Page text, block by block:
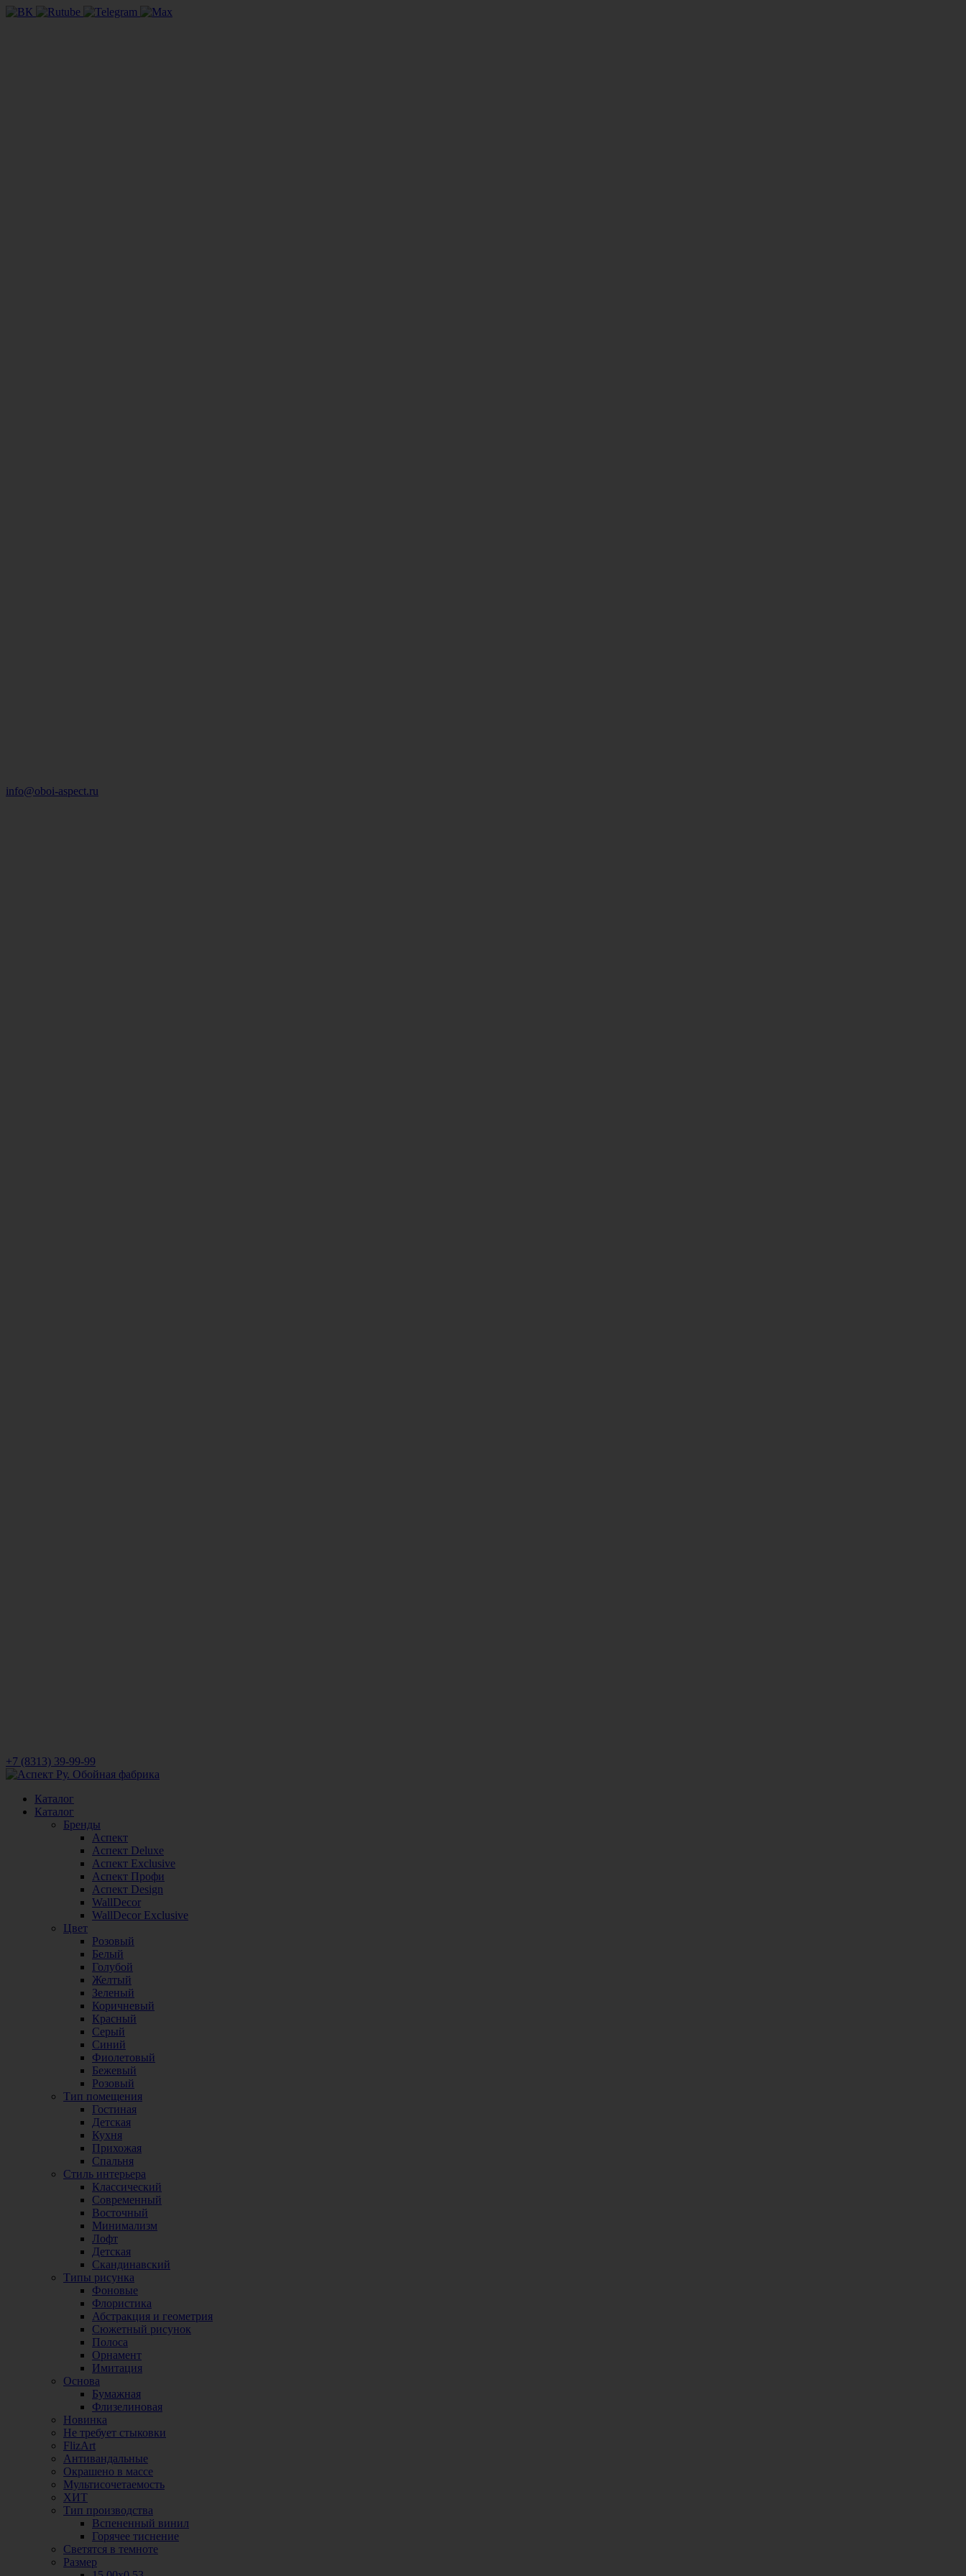
info@oboi-aspect.ru
+7 (8313) 39-99-99
Каталог
Каталог
Бренды
Аспект
Аспект Deluxe
Аспект Exclusive
Аспект Профи
Аспект Design
WallDecor
WallDecor Exclusive
Цвет
Розовый
Белый
Голубой
Желтый
Зеленый
Коричневый
Красный
Серый
Синий
Фиолетовый
Бежевый
Розовый
Тип помещения
Гостиная
Детская
Кухня
Прихожая
Спальня
Стиль интерьера
Классический
Современный
Восточный
Минимализм
Лофт
Детская
Скандинавский
Типы рисунка
Фоновые
Флористика
Абстракция и геометрия
Сюжетный рисунок
Полоса
Орнамент
Имитация
Основа
Бумажная
Флизелиновая
Новинка
Не требует стыковки
FlizArt
Антивандальные
Окрашено в массе
Мультисочетаемость
ХИТ
Тип производства
Вспененный винил
Горячее тиснение
Светятся в темноте
Размер